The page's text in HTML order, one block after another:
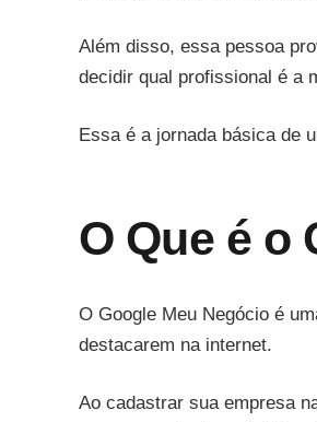
Além disso, essa pessoa
decidir qual profissional é a
Essa é a jornada básica de
O Que é o
O Google Meu Negócio é
destacarem na internet.
Ao cadastrar sua empresa